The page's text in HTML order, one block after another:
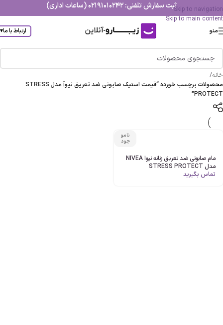
Skip to navigation
Skip to main content
ثبت سفارش تلفنی: 02191010242 (ساعات اداری)
منو ارتباط با ما▾
خانه/
محصولات برچسب خورده “قیمت استیک صابونی ضد تعریق نیوآ مدل STRESS
PROTECT”
نامو
جود
مام صابونی ضد تعریق زنانه نیوا NIVEA
مدل STRESS PROTECT
تماس بگیرید